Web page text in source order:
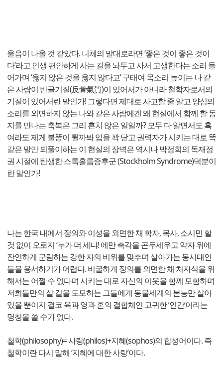
울음이 나올 것 같았다. 니체의 말대로라면 ‘좋은 것이 좋은 것이
다’라고 인생 편안하게 사는 길을 놔두고 사서 고생한다는 소리 들
어가며 ‘옳지 않은 것을 옳지 않다고’ 구태여 목소리 높이는 나 같
은 사람이 반골기질(反骨氣質)이 있어서가 아니라 철학자로서의
기질이 있어서란 말인가! 그렇다면 제대로 사고할 줄 알고 양심의
소리를 외면하지 않는 나와 같은 사람에겐 왜 현실에서 함께 할 동
지를 만나는 축복은 그리 흔치 않은 일일까? 모두 다 알면서도 혹
여라도 제게 불똥이 튈까봐 입을 꽉 닫고 권력자가 시키는 대로 똑
같은 말만 되풀이하는 이 현실의 장벽은 역시나 박정희의 독재정
권 시절에 탄생한 스톡홀름증후군 (Stockholm Syndrome)덕분이
란 말인가!
나는 한국 내에서 정의와 이성을 외면한 채 학자, 목사, 소시민 할
것 없이 오로지 ‘누가 더 세냐! 에만 촉각을 곤두세우고 약자 위에
잔인하게 군림하는 강한 자의 비위를 맞추며 살아가는 동시대인
들을 용서하기가 어렵다. 비굴하게 정의를 외면한 채 처자식을 위
해서는 어쩔 수 없다며 시키는 대로 자신의 이웃을 함께 모함하며
저희들만의 살 길을 도모하는 그들에게 동물세계의 본능만 살아
있을 뿐이지 결코 육과 영과 혼의 결합체인 고귀한 ’인간‘이라는
명칭을 쓸 수가 없다.
철학(philosophy)= 사랑(philos)+지혜(sophos)의 합성어이다. 즉
철학이란 다시 말해 ‘지혜에 대한 사랑’이다.